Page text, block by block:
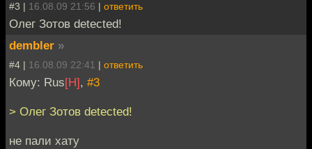
#3 | 16.08.09 21:56 | ответить
Олег Зотов detected!
dembler »
#4 | 16.08.09 22:41 | ответить
Кому: Rus[H], #3
> Олег Зотов detected!
не пали хату